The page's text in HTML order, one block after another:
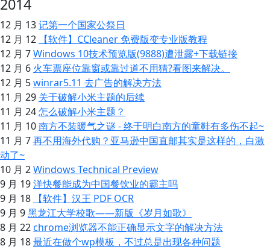
2014
12 月 13记第一个国家公祭日
12 月 12
【软件】CCleaner 免费版变专业版教程
12 月 7Windows 10技术预览版(9888)遭泄露+下载链接
12 月 6 火车票座位靠窗或靠过道不用猜?看图来解决。
12 月 5winrar5.11 去广告的解决方法
11 月 29 关于破解小米主题的后续
11 月 24怎么破解小米主题？
11 月 10南方不装暖气之谜 - 终于明白南方的童鞋有多伤不起~
11 月 7再不用海外代购？亚马逊中国直邮其实是这样的，白激
动了~
10 月 2Windows Technical Preview
9 月 19洋快餐能成为中国餐饮业的霸主吗
9 月 18
【软件】汉王 PDF OCR
9 月 9黑龙江大学校歌——新版《岁月如歌》
8 月 22chrome浏览器不能正确显示文字的解决方法
8 月 18最近在做个wp模板，不过总是出现各种问题